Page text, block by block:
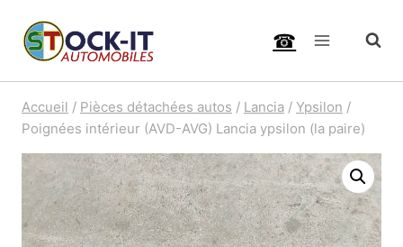
☎
Accueil / Pièces détachées autos / Lancia / Ypsilon /
Poignées intérieur (AVD-AVG) Lancia ypsilon (la paire)